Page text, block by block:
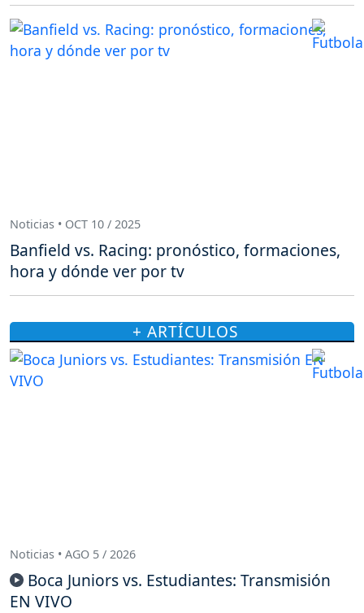
Noticias • OCT 10 / 2025
Banfield vs. Racing: pronóstico, formaciones,
hora y dónde ver por tv
+ ARTÍCULOS
Noticias • AGO 5 / 2026
Boca Juniors vs. Estudiantes: Transmisión
EN VIVO